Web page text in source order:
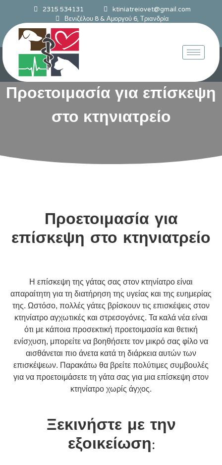
2315 534131
ktiniatreiovet@gmail.com
Βενιζέλου 8 & Αμοργού 6, Τριανδρία
Προετοιμασία για επίσκεψη
στο κτηνιατρείο
Προετοιμασία για
επίσκεψη στο κτηνιατρείο
Η επίσκεψη της γάτας σας στον κτηνίατρο είναι
απαραίτητη για τη διατήρηση της υγείας και της ευημερίας
της. Ωστόσο, πολλές γάτες βρίσκουν τις επισκέψεις στον
κτηνίατρο αγχωτικές και στρεσογόνες. Τα καλά νέα είναι
ότι με κάποια προσεκτική προετοιμασία και θετική
ενίσχυση, μπορείτε να βοηθήσετε τον μικρό σας φίλο να
αισθάνεται πιο άνετα κατά τη διάρκεια αυτών των
επισκέψεων. Παρακάτω θα βρείτε πολύτιμες συμβουλές
για να προετοιμάσετε τη γάτα σας για μια επίσκεψη στον
κτηνίατρο χωρίς άγχος.
Ξεκινήστε με την
εξοικείωση: